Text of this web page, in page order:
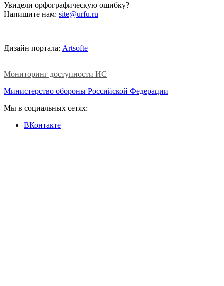
Увидели орфографическую ошибку?
Напишите нам: site@urfu.ru
Дизайн портала: Artsofte
Мониторинг доступности ИС
Министерство обороны Российской Федерации
Мы в социальных сетях:
ВКонтакте